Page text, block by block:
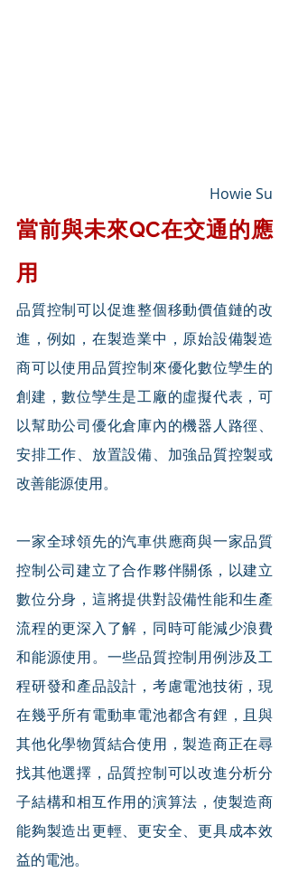
Howie Su
當前與未來QC在交通的應
用
品質控制可以促進整個移動價值鏈的改
進，例如，在製造業中，原始設備製造
商可以使用品質控制來優化數位孿生的
創建，數位孿生是工廠的虛擬代表，可
以幫助公司優化倉庫內的機器人路徑、
安排工作、放置設備、加強品質控製或
改善能源使用。
一家全球領先的汽車供應商與一家品質
控制公司建立了合作夥伴關係，以建立
數位分身，這將提供對設備性能和生產
流程的更深入了解，同時可能減少浪費
和能源使用。一些品質控制用例涉及工
程研發和產品設計，考慮電池技術，現
在幾乎所有電動車電池都含有鋰，且與
其他化學物質結合使用，製造商正在尋
找其他選擇，品質控制可以改進分析分
子結構和相互作用的演算法，使製造商
能夠製造出更輕、更安全、更具成本效
益的電池。